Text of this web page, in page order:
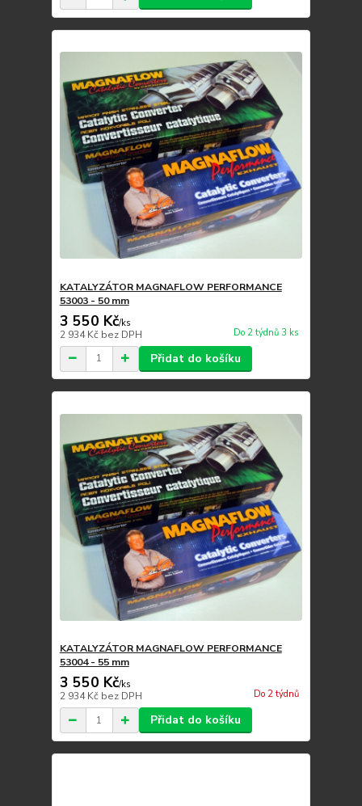
KATALYZÁTOR MAGNAFLOW PERFORMANCE
53003 - 50 mm
3 550 Kč/ks
2 934 Kč bez DPH Do 2 týdnů 3 ks
Přidat do košíku
KATALYZÁTOR MAGNAFLOW PERFORMANCE
53004 - 55 mm
3 550 Kč/ks
2 934 Kč bez DPH Do 2 týdnů
Přidat do košíku